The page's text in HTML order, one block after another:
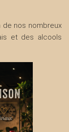
de nos nombreux
et des alcools